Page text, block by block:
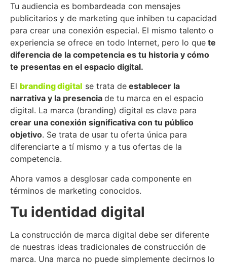
Tu audiencia es bombardeada con mensajes
publicitarios y de marketing que inhiben tu capacidad
para crear una conexión especial. El mismo talento o
experiencia se ofrece en todo Internet, pero lo que te
diferencia de la competencia es tu historia y cómo
te presentas en el espacio digital.
El branding digital se trata de establecer la
narrativa y la presencia de tu marca en el espacio
digital. La marca (branding) digital es clave para
crear una conexión significativa con tu público
objetivo. Se trata de usar tu oferta única para
diferenciarte a tí mismo y a tus ofertas de la
competencia.
Ahora vamos a desglosar cada componente en
términos de marketing conocidos.
Tu identidad digital
La construcción de marca digital debe ser diferente
de nuestras ideas tradicionales de construcción de
marca. Una marca no puede simplemente decirnos lo